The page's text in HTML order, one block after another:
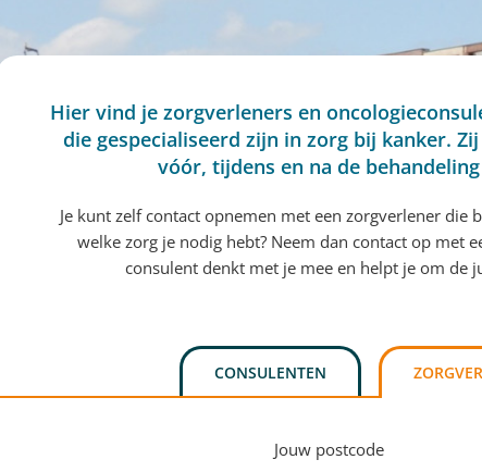
Hier vind je zorgverleners en
die gespecialiseerd zijn in zorg bij kanker.
vóór, tijdens en na de
Je kunt zelf contact opnemen met een zorgverlener die
welke zorg je nodig hebt? Neem dan contact op met
consulent denkt met je mee en helpt je om de
CONSULENTEN
Jouw postcode